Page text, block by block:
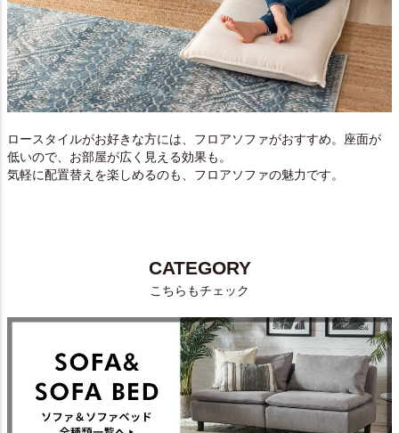
ロースタイルがお好きな方には、フロアソファがおすすめ。座面が
低いので、お部屋が広く見える効果も。
気軽に配置替えを楽しめるのも、フロアソファの魅力です。
CATEGORY
こちらもチェック